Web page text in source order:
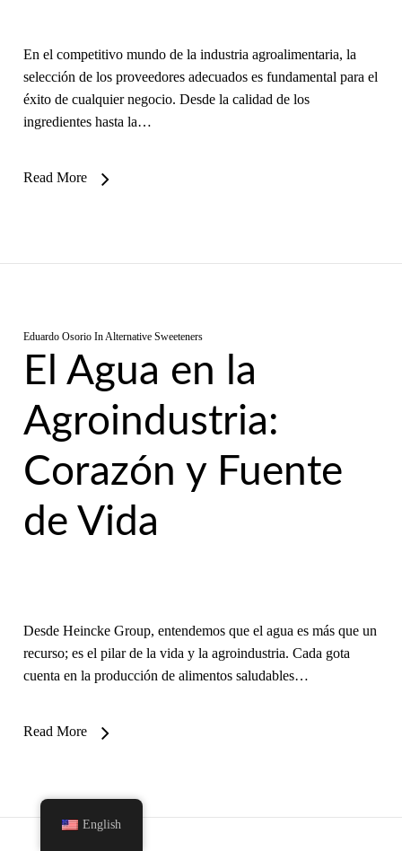
En el competitivo mundo de la industria agroalimentaria, la
selección de los proveedores adecuados es fundamental para el
éxito de cualquier negocio. Desde la calidad de los
ingredientes hasta la…
Read More
Eduardo Osorio InAlternative Sweeteners
El Agua en la
Agroindustria:
Corazón y Fuente
de Vida
Desde Heincke Group, entendemos que el agua es más que un
recurso; es el pilar de la vida y la agroindustria. Cada gota
cuenta en la producción de alimentos saludables…
Read More
English